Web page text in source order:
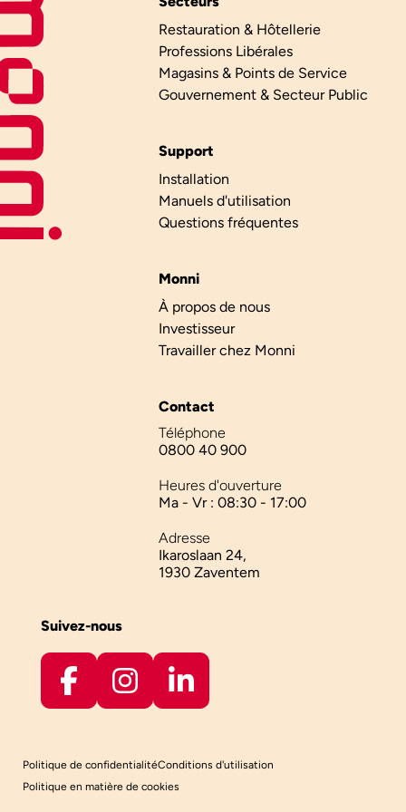
Restauration & Hôtellerie
Professions Libérales
Magasins & Points de Service
Gouvernement & Secteur Public
Support
Installation
Manuels d'utilisation
Questions fréquentes
Monni
À propos de nous
Investisseur
Travailler chez Monni
Contact
Téléphone
0800 40 900
Heures d'ouverture
Ma - Vr : 08:30 - 17:00
Adresse
Ikaroslaan 24,
1930 Zaventem
Suivez-nous
Politique de confidentialitéConditions d'utilisation
Politique en matière de cookies